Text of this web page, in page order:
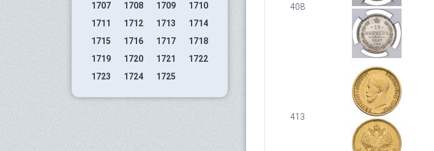
1707
1708 1709
1710
1711
1712 1713
1714
1715
1716 1717
1718
1719
1720 1721
1722
1723
1724 1725
408
413